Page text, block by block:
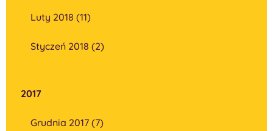
Luty 2018 (11)
Styczeń 2018 (2)
2017
Grudnia 2017 (7)